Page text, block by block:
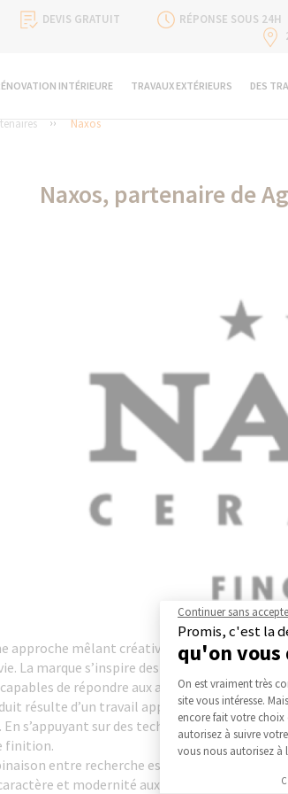
DEVIS GRATUIT RÉPONSE SOUS 24H
INTÉRIEURE TRAVAUX EXTÉRIEURS DES
Naxos
Naxos, partenaire de
approche mêlant créativité, innovation et
La marque s’inspire des tendances
de répondre aux attentes les plus
résulte d’un travail approfondi sur les
En s’appuyant sur des technologies
finition.
entre recherche esthétique et
et modernité aux environnements
Continuer sans
Promis, c'est la
qu'on vous
Plateforme
On est vraiment très
site vous intéresse.
encore fait votre choix
autorisez à suivre
vous nous autorisez à